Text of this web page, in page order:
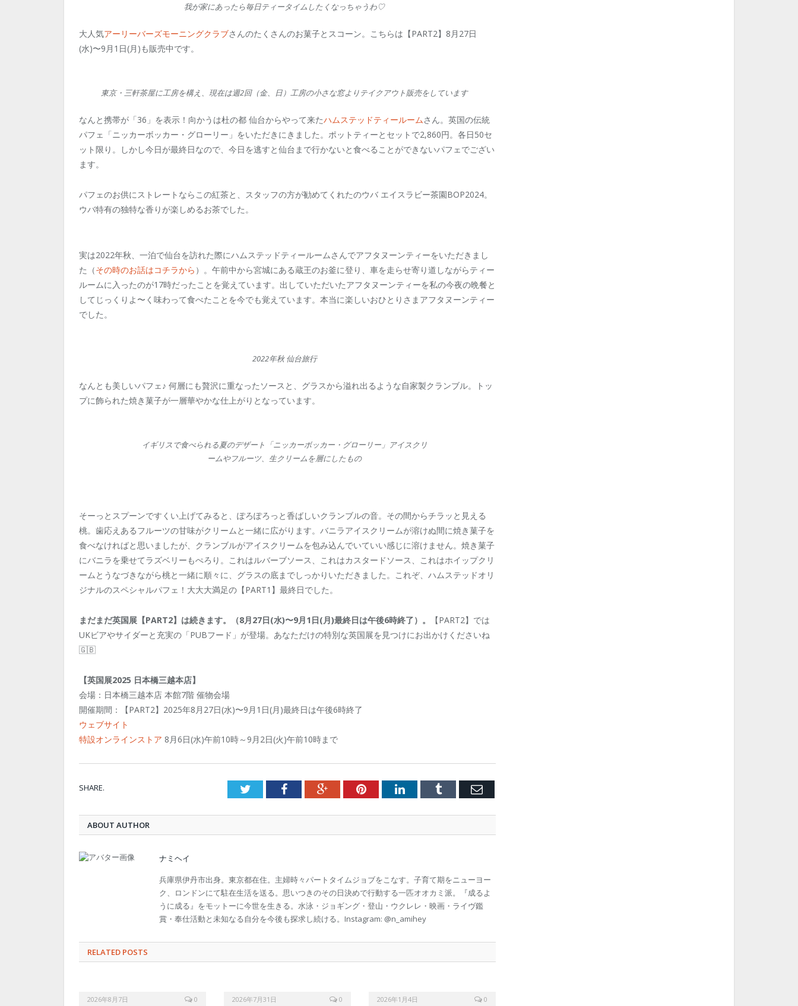
我が家にあったら毎日ティータイムしたくなっちゃうわ♡
大人気アーリーバーズモーニングクラブさんのたくさんのお菓子とスコーン。こちらは【PART2】8月27日
(水)〜9月1日(月)も販売中です。
東京・三軒茶屋に工房を構え、現在は週2回（金、日）工房の小さな窓よりテイクアウト販売をしています
なんと携帯が「36」を表示！向かうは杜の都 仙台からやって来たハムステッドティールーム さん。英国の伝統
パフェ「ニッカーボッカー・グローリー」をいただきにきました。ポットティーとセットで2,860円。各日50セ
ット限り。しかし今日が最終日なので、今日を逃すと仙台まで行かないと食べることができないパフェでござい
ます。
パフェのお供にストレートならこの紅茶と、スタッフの方が勧めてくれたのウバ エイスラビー茶園BOP2024。
ウバ特有の独特な香りが楽しめるお茶でした。
実は2022年秋、一泊で仙台を訪れた際にハムステッドティールームさんでアフタヌーンティーをいただきまし
た（その時のお話はコチラから ）。午前中から宮城にある蔵王のお釜に登り、車を走らせ寄り道しながらティー
ルームに入ったのが17時だったことを覚えています。出していただいたアフタヌーンティーを私の今夜の晩餐と
してじっくりよ〜く味わって食べたことを今でも覚えています。本当に楽しいおひとりさまアフタヌーンティー
でした。
2022年秋 仙台旅行
なんとも美しいパフェ♪ 何層にも贅沢に重なったソースと、グラスから溢れ出るような自家製クランブル。トッ
プに飾られた焼き菓子が一層華やかな仕上がりとなっています。
イギリスで食べられる夏のデザート「ニッカーボッカー・グローリー」アイスクリ
ームやフルーツ、生クリームを層にしたもの
そーっとスプーンですくい上げてみると、ぽろぽろっと香ばしいクランブルの音。その間からチラッと見える
桃。歯応えあるフルーツの甘味がクリームと一緒に広がります。バニラアイスクリームが溶けぬ間に焼き菓子を
食べなければと思いましたが、クランブルがアイスクリームを包み込んでいていい感じに溶けません。焼き菓子
にバニラを乗せてラズベリーもぺろり。これはルバーブソース、これはカスタードソース、これはホイップクリ
ームとうなづきながら桃と一緒に順々に、グラスの底までしっかりいただきました。これぞ、ハムステッドオリ
ジナルのスペシャルパフェ！大大大満足の【PART1】最終日でした。
まだまだ英国展【PART2】は続きます。（8月27日(水)〜9月1日(月)最終日は午後6時終了）。
【PART2】では
UKビアやサイダーと充実の「PUBフード」が登場。あなただけの特別な英国展を見つけにお出かけくださいね
🇬🇧
【英国展2025 日本橋三越本店】
会場：日本橋三越本店 本館7階 催物会場
開催期間：【PART2】2025年8月27日(水)〜9月1日(月)最終日は午後6時終了
ウェブサイト
特設オンラインストア 8月6日(水)午前10時～9月2日(火)午前10時まで
SHARE. TwitterFacebookGoogle+PinterestLinkedInTumblr Email
ABOUT AUTHOR
ナミヘイ
兵庫県伊丹市出身。東京都在住。主婦時々パートタイムジョブをこなす。子育て期をニューヨー
ク、ロンドンにて駐在生活を送る。思いつきのその日決めで行動する一匹オオカミ派。『成るよ
うに成る』をモットーに今世を生きる。水泳・ジョギング・登山・ウクレレ・映画・ライヴ鑑
賞・奉仕活動と未知なる自分を今後も探求し続ける。Instagram: @n_amihey
RELATED POSTS
2026年8月7日 0 2026年7月31日 0 2026年1月4日 0